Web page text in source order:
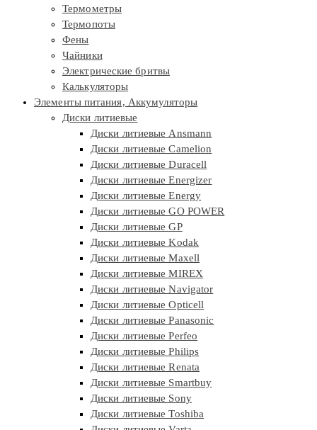
Термометры
Термопоты
Фены
Чайники
Электрические бритвы
Калькуляторы
Элементы питания, Аккумуляторы
Диски литиевые
Диски литиевые Ansmann
Диски литиевые Camelion
Диски литиевые Duracell
Диски литиевые Energizer
Диски литиевые Energy
Диски литиевые GO POWER
Диски литиевые GP
Диски литиевые Kodak
Диски литиевые Maxell
Диски литиевые MIREX
Диски литиевые Navigator
Диски литиевые Opticell
Диски литиевые Panasonic
Диски литиевые Perfeo
Диски литиевые Philips
Диски литиевые Renata
Диски литиевые Smartbuy
Диски литиевые Sony
Диски литиевые Toshiba